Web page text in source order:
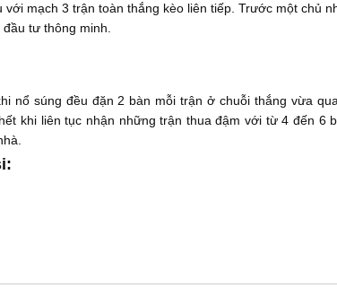
mạch 3 trận toàn thắng kèo liên tiếp. Trước một chủ
tư thông minh.
nổ súng đều đặn 2 bàn mỗi trận ở chuỗi thắng vừa
khi liên tục nhận những trận thua đậm với từ 4 đến 6